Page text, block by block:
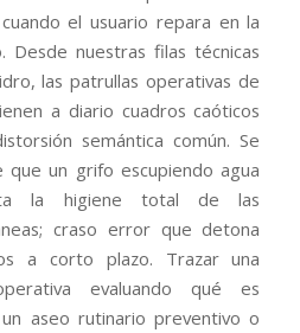
el usuario repara en la
Desde nuestras filas técnicas
las patrullas operativas de
a diario cuadros caóticos
semántica común. Se
que un grifo escupiendo agua
la higiene total de las
craso error que detona
a corto plazo. Trazar una
evaluando qué es
aseo rutinario preventivo o